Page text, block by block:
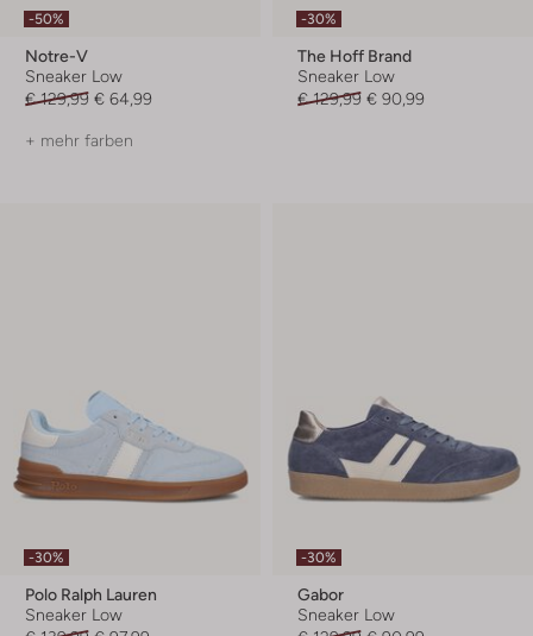
-50%
Notre-V
Sneaker Low
€ 129,99 € 64,99
+ mehr farben
-30%
The Hoff Brand
Sneaker Low
€ 129,99 € 90,99
-30%
Polo Ralph Lauren
Sneaker Low
-30%
Gabor
Sneaker Low